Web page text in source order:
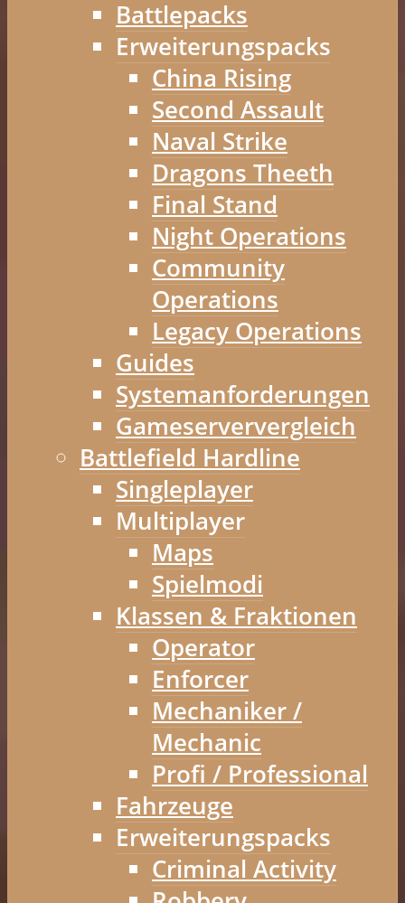
Battlepacks
Erweiterungspacks
China Rising
Second Assault
Naval Strike
Dragons Theeth
Final Stand
Night Operations
Community
Operations
Legacy Operations
Guides
Systemanforderungen
Gameserververgleich
Battlefield Hardline
Singleplayer
Multiplayer
Maps
Spielmodi
Klassen & Fraktionen
Operator
Enforcer
Mechaniker /
Mechanic
Profi / Professional
Fahrzeuge
Erweiterungspacks
Criminal Activity